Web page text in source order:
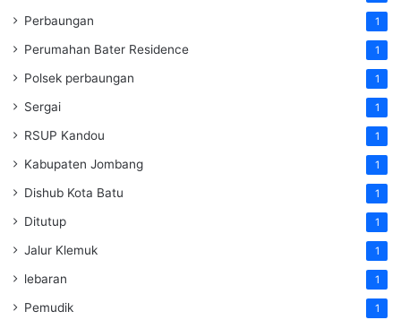
Perbaungan 1
Perumahan Bater Residence 1
Polsek perbaungan 1
Sergai 1
RSUP Kandou 1
Kabupaten Jombang 1
Dishub Kota Batu 1
Ditutup 1
Jalur Klemuk 1
lebaran 1
Pemudik 1